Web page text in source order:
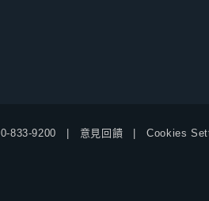
833-9200 意見回饋 Cookies